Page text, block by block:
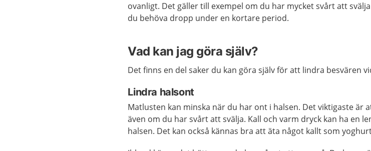
ovanligt. Det gäller till exempel om du har mycket svårt att
du behöva dropp under en kortare period.
Vad kan jag göra själv?
Det finns en del saker du kan göra själv för att lindra besvären
Lindra halsont
Matlusten kan minska när du har ont i halsen. Det viktigaste är
även om du har svårt att svälja. Kall och varm dryck kan ha en
halsen. Det kan också kännas bra att äta något kallt som